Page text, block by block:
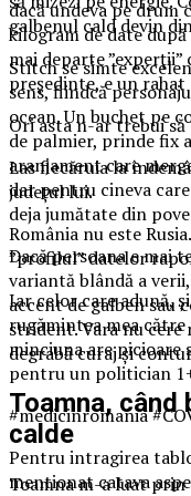
dacă undeva pe drum
kilogram de date
mai departe
președinte, e un rahat
Ori asta n-ar trebui
Las fiecăruia la
județul lui.
România nu este
”profilul” datelor
Iar celor care adună,
rugămintea mea
minciuna are picioare
pentru un politician
#medicinromania
Pentru intragirea
mentionat catava
galbenul cald devin
Stitch se simte
sens, fiindcă
ocean. Un buchet pe
de palmier, prinde fix
aranjament care
dar pentru cineva
deja jumătate din
Dacă persoana e mai
variantă blândă a
accent de galben sau
strident. Vara nu cere
degrabă curaj și
Toamna, când
calde
Toamna m-a luat